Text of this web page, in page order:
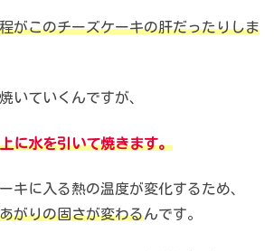
がこのチーズケーキの肝だったりしま
いていくんですが、
に水を引いて焼きます。
キに入る熱の温度が変化するため、
がりの固さが変わるんです。